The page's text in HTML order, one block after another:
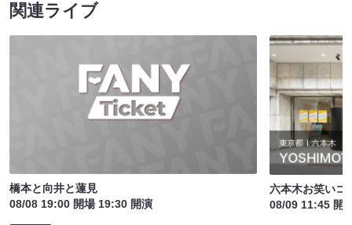
関連ライブ
橋本と向井と蓮見
08/08 19:00 開場 19:30 開演
六本木お笑いコ
08/09 11:45 開